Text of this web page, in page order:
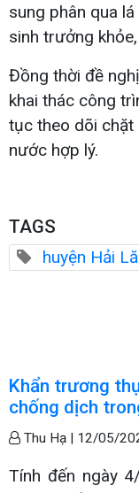
sung phân qua
sinh trưởng
Đồng thời đề
khai thác công
tục theo dõi chặt
nước hợp lý.
TAGS
huyện Hải
Khẩn trương
chống dịch
Thu Hạ | 12/05/
Tính đến ngày